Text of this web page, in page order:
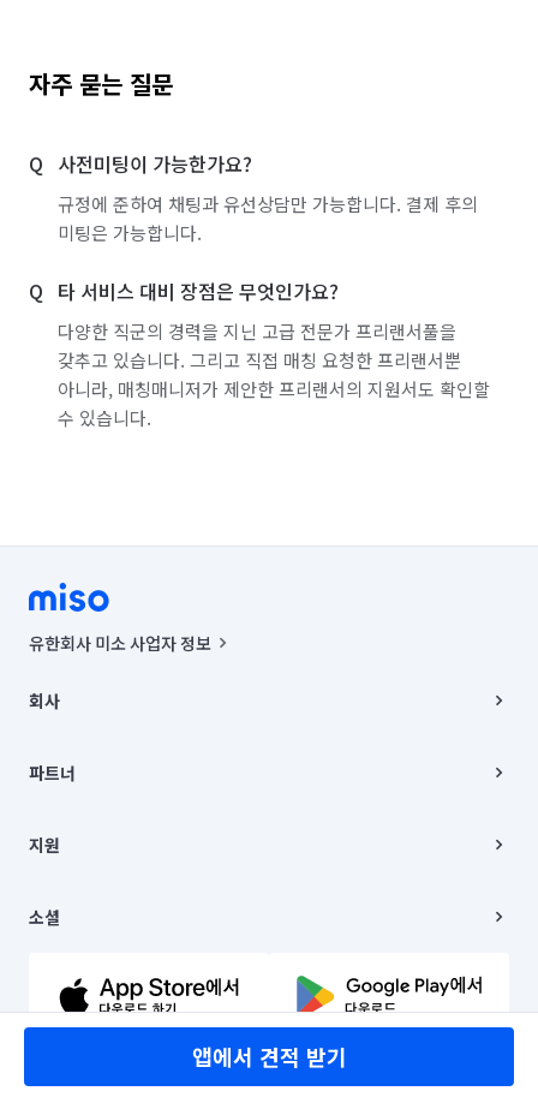
자주 묻는 질문
사전미팅이 가능한가요?
규정에 준하여 채팅과 유선상담만 가능합니다. 결제 후의
미팅은 가능합니다.
타 서비스 대비 장점은 무엇인가요?
다양한 직군의 경력을 지닌 고급 전문가 프리랜서풀을
갖추고 있습니다. 그리고 직접 매칭 요청한 프리랜서뿐
아니라, 매칭매니저가 제안한 프리랜서의 지원서도 확인할
수 있습니다.
앱에서 견적 받기
유한회사 미소 사업자 정보
00019 |
주소 | 본사: 서울특별시 종로구 율곡로 6(중학동, 트윈트리빌딩) B동 5층
컨택센터 : 서울특별시 종로구 수송동 율곡로 24, 7층, 8층 미소
상품, 상품정보, 거래에 관한 의무와 책임은 거래당사자에게 있습니다.
언론 보도 관련 문의:
© 유한회사 미소. Miso, Inc. All Rights Reserved.
회사
채용
파트너
이사
지원
이용약관
문의하기
소셜
유튜브